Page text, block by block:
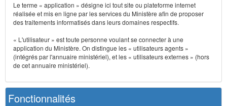
Le terme « application » désigne ici tout site ou plateforme internet
réalisée et mis en ligne par les services du Ministère afin de proposer
des traitements informatisés dans leurs domaines respectifs.
« L'utilisateur » est toute personne voulant se connecter à une
application du Ministère. On distingue les « utilisateurs agents »
(intégrés par l'annuaire ministériel), et les « utilisateurs externes » (hors
de cet annuaire ministériel).
Fonctionnalités